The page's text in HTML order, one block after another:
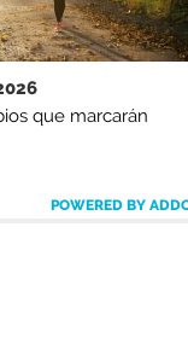
que marcarán
POWERED BY